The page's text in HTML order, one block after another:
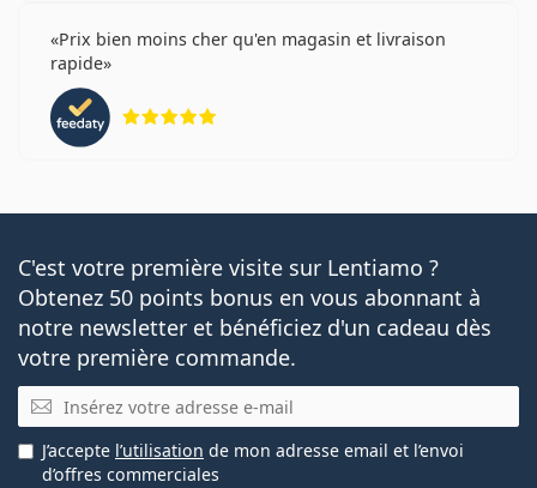
Prix bien moins cher qu'en magasin et livraison
rapide
C'est votre première visite sur Lentiamo ?
Obtenez 50 points bonus en vous abonnant à
notre newsletter et bénéficiez d'un cadeau dès
votre première commande.
E-mail
J’accepte l’utilisation de mon adresse email et l’envoi
d’offres commerciales